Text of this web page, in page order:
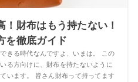
財布はもう持たない！
を徹底ガイド
きる時代なんですよ、いまは。 この
る方向けに、財布を持たないように
います。 皆さん財布って持ってます